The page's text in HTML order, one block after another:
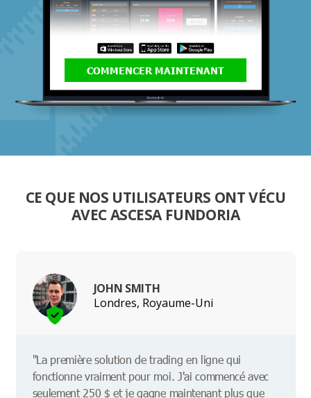
COMMENCER MAINTENANT
CE QUE NOS UTILISATEURS ONT VÉCU
AVEC ASCESA FUNDORIA
JOHN SMITH
Londres, Royaume-Uni
"La première solution de trading en ligne qui
fonctionne vraiment pour moi. J'ai commencé avec
seulement 250 $ et je gagne maintenant plus que